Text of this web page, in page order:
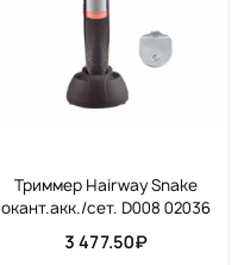
Триммер Hairway Snake
окант.акк./сет. D008 02036
3 477.50₽